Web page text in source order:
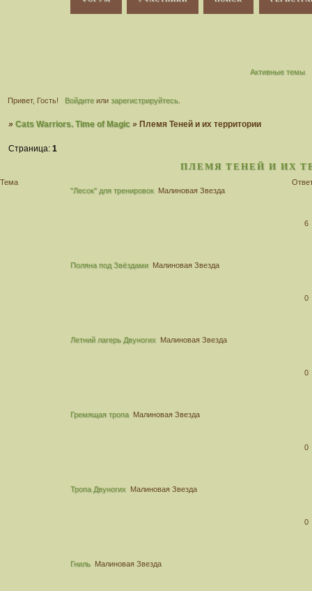
Активные темы
Привет, Гость! Войдитеили зарегистрируйтесь.
»Cats Warriors. Time of Magic »Племя Теней и их территории
ПЛЕМЯ ТЕНЕЙ И ИХ
Страница:1
Тема
"Лесок" для тренировок Малиновая Звезда
6
Поляна под Звёздами Малиновая Звезда
0
Летний лагерь Двуногих Малиновая Звезда
0
Гремящая тропа Малиновая Звезда
0
Тропа Двуногих Малиновая Звезда
0
Гниль Малиновая Звезда